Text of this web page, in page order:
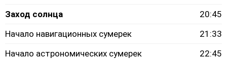
Заход солнца
20:45
Начало навигационных сумерек
21:33
Начало астрономических сумерек
22:45